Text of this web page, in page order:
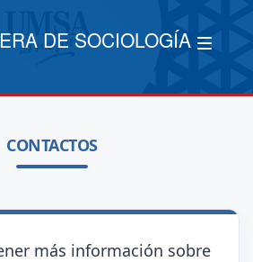
DE SOCIOLOGÍA
CONTACTOS
más información sobre